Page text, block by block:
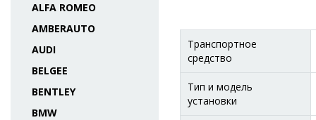
ALFA ROMEO
AMBERAUTO
AUDI
BELGEE
BENTLEY
BMW
Транспортное
средство
Тип и модель
установки